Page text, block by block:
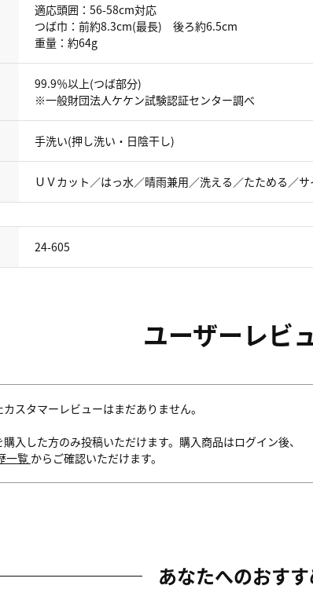
適応頭囲：56-58cm対応
つば巾：前約8.3cm(最長) 後ろ約6.5cm
重量：約64g
99.9％以上(つば部分)
※一般財団法人ケケン試験認証センター調べ
手洗い(押し洗い・日陰干し)
ＵＶカット／はっ水／晴雨兼用／洗える／たためる／
24-605
ユーザーレビ
スタマーレビューはまだありません。
入した方のみ投稿いただけます。購入商品はログイン後、
一覧 からご確認いただけます。
あなたへのおす